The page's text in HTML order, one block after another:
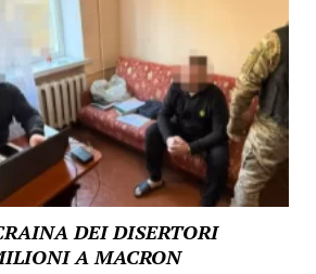
DEI DISERTORI
A MACRON